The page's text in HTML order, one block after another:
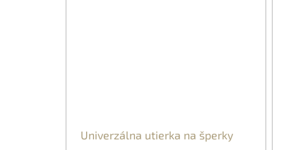
Univerzálna utierka na šperky